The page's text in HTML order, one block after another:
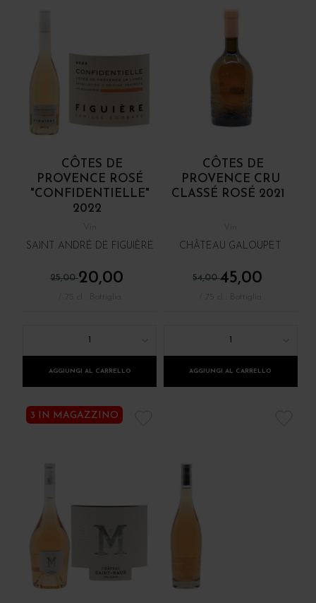
CÔTES DE
PROVENCE ROSÉ
"CONFIDENTIELLE"
2022
SAINT ANDRÉ DE FIGUIÈRE
25,0020,00
1
AGGIUNGI AL CARRELLO
CÔTES DE
PROVENCE CRU
CLASSÉ ROSÉ 2021
CHÂTEAU GALOUPET
54,0045,00
1
AGGIUNGI AL CARRELLO
3 IN MAGAZZINO